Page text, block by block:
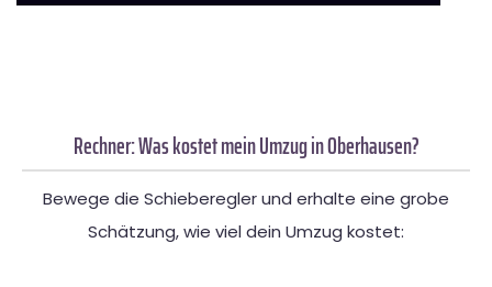
Rechner: Was kostet mein Umzug in Oberhausen?
Bewege die Schieberegler und erhalte eine grobe
Schätzung, wie viel dein Umzug kostet: